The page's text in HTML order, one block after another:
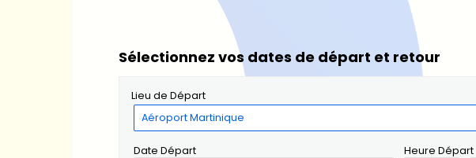
Sélectionnez vos dates de départ et retour
Lieu de Départ
Date Départ Heure Départ